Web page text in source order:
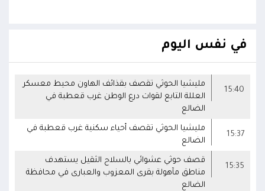
في نفس اليوم
15:40
مليشيا الحوثي تقصف بقذائف الهاون محيط معسكر
العللة التابع لقوات درع الوطن غرب قعطبة في
الضالع
15:37
مليشيا الحوثي تقصف أحياء سكنية غرب قعطبة في
الضالع
15:35
قصف حوثي عشوائي بالسلاح الثقيل يستهدف
مناطق مآهولة بقرى المعزوب والعبارى في محافظة
الضالع